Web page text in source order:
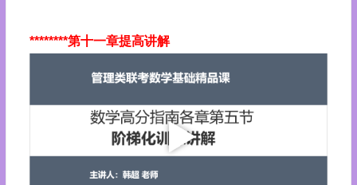
********第十一章提高讲解